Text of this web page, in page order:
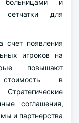
больницами и
сетчатки для
счет появления
игроков на
повышают
в
соглашения,
и партнерства